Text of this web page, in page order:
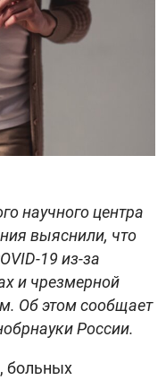
научного центра
выяснили, что
19 из-за
и чрезмерной
Об этом сообщает
России.
больных